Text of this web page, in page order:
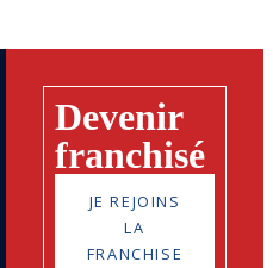
Devenir
franchisé
JE REJOINS
LA
FRANCHISE